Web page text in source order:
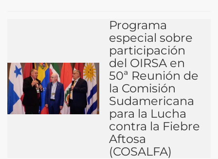
Programa
especial sobre
participación
del OIRSA en
50ª Reunión de
la Comisión
Sudamericana
para la Lucha
contra la Fiebre
Aftosa
(COSALFA)